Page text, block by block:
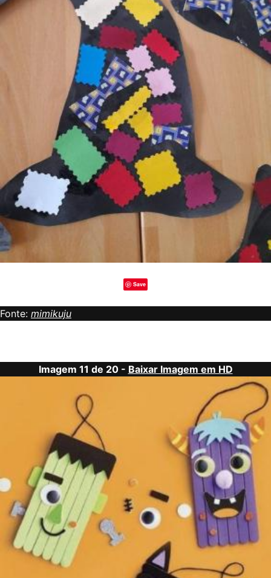
Save
Fonte: mimikuju
Imagem 11 de 20 - Baixar Imagem em HD